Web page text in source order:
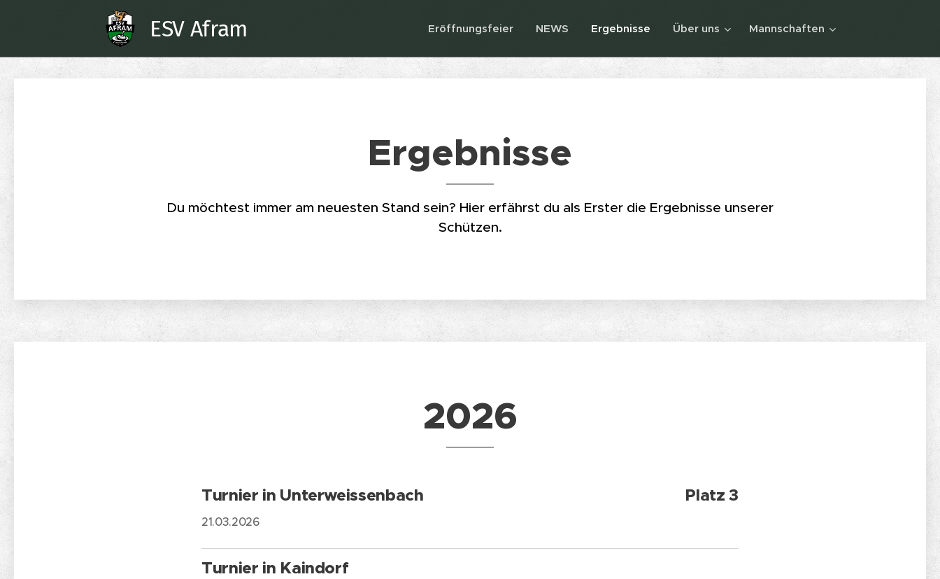
ESV Afram Eröffnungsfeier NEWS Ergebnisse Über uns Mannschaften
Ergebnisse
Du möchtest immer am neuesten Stand sein? Hier erfährst du als Erster die Ergebnisse unserer
Schützen.
2026
Turnier in Unterweissenbach
21.03.2026
Platz 3
Turnier in Kaindorf